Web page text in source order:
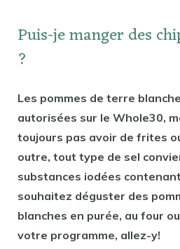
Puis-je manger des
?
Les pommes de terre
autorisées sur le Whole30,
toujours pas avoir de frites
outre, tout type de sel
substances iodées
souhaitez déguster des
blanches en purée, au four
votre programme, allez-y!